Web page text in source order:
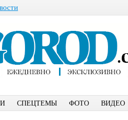
СПЕЦТЕМЫ ФОТО ВИДЕО